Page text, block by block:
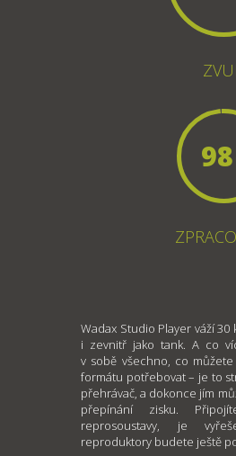
98
Wadax Studio Player váží
i zevnitř jako tank. A co
v sobě všechno, co
formátu potřebovat – je to
přehrávač, a dokonce jím
přepínání zisku.
reprosoustavy, je
reproduktory budete ještě